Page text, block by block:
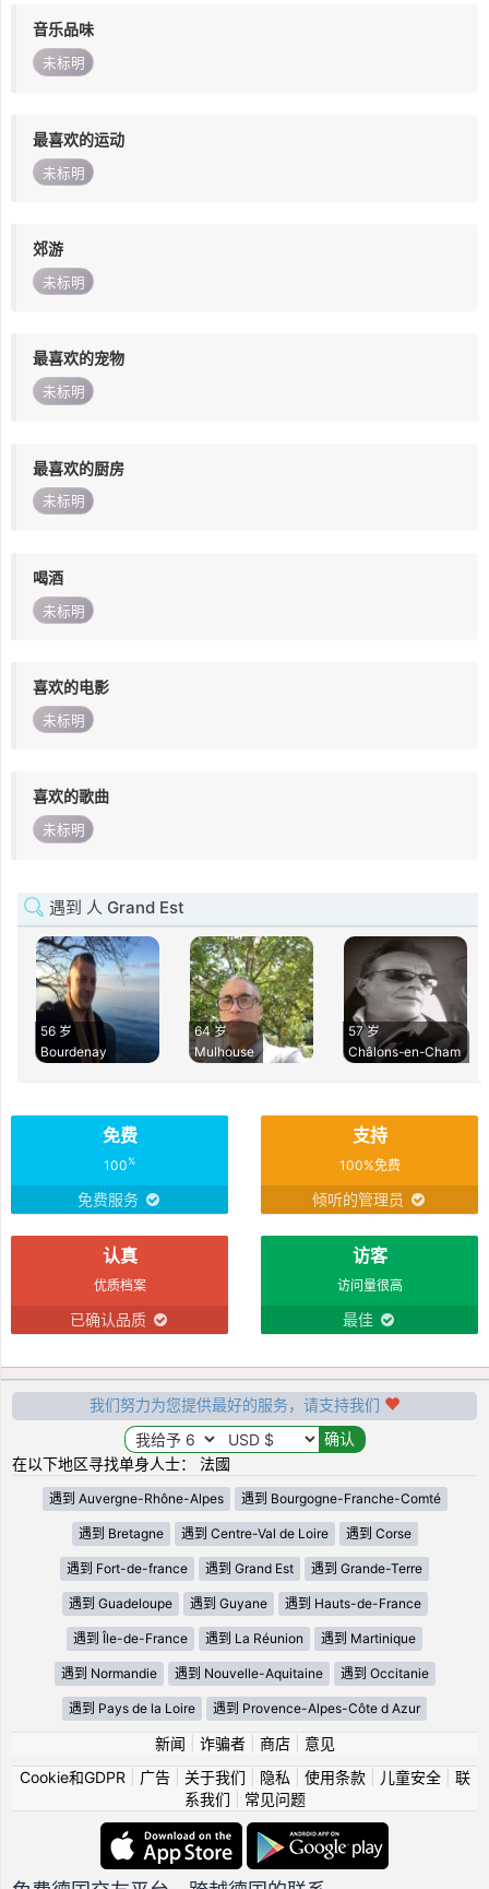
音乐品味
未标明
最喜欢的运动
未标明
郊游
未标明
最喜欢的宠物
未标明
最喜欢的厨房
未标明
喝酒
未标明
喜欢的电影
未标明
喜欢的歌曲
未标明
遇到 人 Grand Est
56 岁
Bourdenay
64 岁
Mulhouse
57 岁
Châlons-en-Cham
免费
100%
免费服务
支持
100%免费
倾听的管理员
认真
优质档案
已确认品质
访客
访问量很高
最佳
我们努力为您提供最好的服务，请支持我们
在以下地区寻找单身人士： 法國
遇到 Auvergne-Rhône-Alpes 遇到 Bourgogne-Franche-Comté
遇到 Bretagne 遇到 Centre-Val de Loire 遇到 Corse
遇到 Fort-de-france 遇到 Grand Est 遇到 Grande-Terre
遇到 Guadeloupe 遇到 Guyane 遇到 Hauts-de-France
遇到 Île-de-France 遇到 La Réunion 遇到 Martinique
遇到 Normandie 遇到 Nouvelle-Aquitaine 遇到 Occitanie
遇到 Pays de la Loire 遇到 Provence-Alpes-Côte d Azur
新闻 诈骗者| 商店| 意见
Cookie和GDPR
广告| 关于我们 隐私 使用条款| 儿童安全| 联
系我们
常见问题